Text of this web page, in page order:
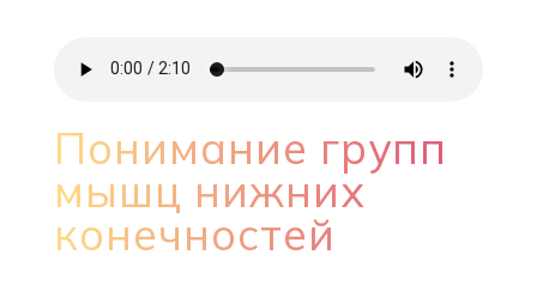
Понимание групп
мышц нижних
конечностей